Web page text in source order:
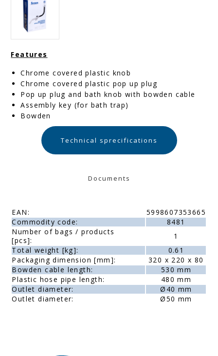
Features
Chrome covered plastic knob
Chrome covered plastic pop up plug
Pop up plug and bath knob with bowden cable
Assembly key (for bath trap)
Bowden
Technical sprecifications
Documents
EAN:
5998607353665
Commodity code:
8481
Number of bags / products
[pcs]:
1
Total weight [kg]:
0.61
Packaging dimension [mm]:
320 x 220 x 80
Bowden cable length:
530 mm
Plastic hose pipe length:
480 mm
Outlet diameter:
Ø40 mm
Outlet diameter:
Ø50 mm